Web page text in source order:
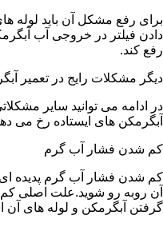
برای رفع مشکل آن باید لوله
دادن فیلتر در خروجی آب
رفع کند.
دیگر مشکلات رایج در تعمیر
در ادامه می توانید سایر
آبگرمکن های ایستاده رخ می
کم شدن فشار آب گرم
کم شدن فشار آب گرم پدیده
آن روبه رو شوید.علت اصلی
گرفتن آبگرمکن و لوله های